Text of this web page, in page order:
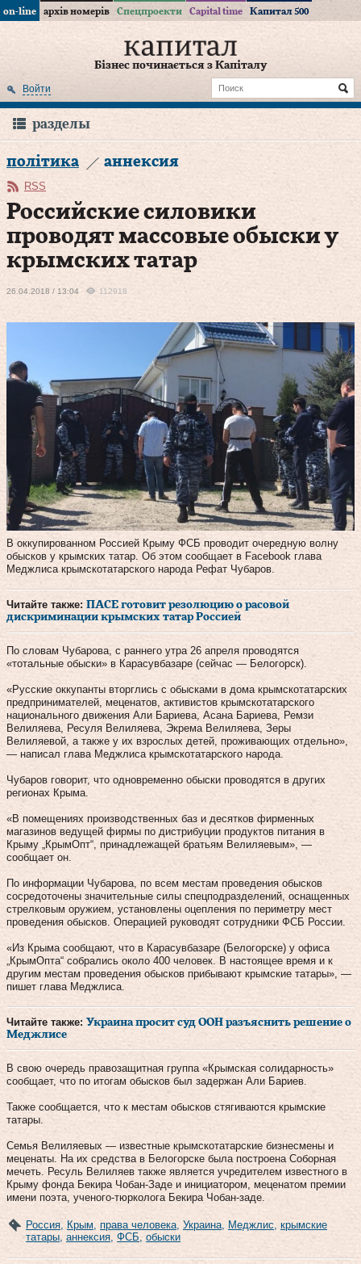
on-line архів номерів Спецпроекти Capital time Капитал 500
Бізнес починається з Капіталу
Войти
разделы
політика аннексия
RSS
Российские силовики
проводят массовые обыски у
крымских татар
26.04.2018 / 13:04 112918
В оккупированном Россией Крыму ФСБ проводит очередную волну
обысков у крымских татар. Об этом сообщает в Facebook глава
Меджлиса крымскотатарского народа Рефат Чубаров.
Читайте также: ПАСЕ готовит резолюцию о расовой
дискриминации крымских татар Россией
По словам Чубарова, с раннего утра 26 апреля проводятся
«тотальные обыски» в Карасувбазаре (сейчас — Белогорск).
«Русские оккупанты вторглись с обысками в дома крымскотатарских
предпринимателей, меценатов, активистов крымскотатарского
национального движения Али Бариева, Асана Бариева, Ремзи
Велиляева, Ресуля Велиляева, Экрема Велиляева, Зеры
Велиляевой, а также у их взрослых детей, проживающих отдельно»,
— написал глава Меджлиса крымскотатарского народа.
Чубаров говорит, что одновременно обыски проводятся в других
регионах Крыма.
«В помещениях производственных баз и десятков фирменных
магазинов ведущей фирмы по дистрибуции продуктов питания в
Крыму „КрымОпт“, принадлежащей братьям Велиляевым», —
сообщает он.
По информации Чубарова, по всем местам проведения обысков
сосредоточены значительные силы спецподразделений, оснащенных
стрелковым оружием, установлены оцепления по периметру мест
проведения обысков. Операцией руководят сотрудники ФСБ России.
«Из Крыма сообщают, что в Карасувбазаре (Белогорске) у офиса
„КрымОпта“ собрались около 400 человек. В настоящее время и к
другим местам проведения обысков прибывают крымские татары», —
пишет глава Меджлиса.
Читайте также: Украина просит суд ООН разъяснить решение о
Меджлисе
В свою очередь правозащитная группа «Крымская солидарность»
сообщает, что по итогам обысков был задержан Али Бариев.
Также сообщается, что к местам обысков стягиваются крымские
татары.
Семья Велиляевых — известные крымскотатарские бизнесмены и
меценаты. На их средства в Белогорске была построена Соборная
мечеть. Ресуль Велиляев также является учредителем известного в
Крыму фонда Бекира Чобан-Заде и инициатором, меценатом премии
имени поэта, ученого-тюрколога Бекира Чобан-заде.
Россия Крым права человека Украина Меджлис крымские
татары аннексия ФСБ обыски